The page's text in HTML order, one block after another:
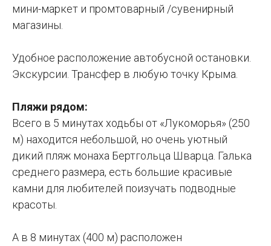
мини-маркет и промтоварный /сувенирный
магазины.
Удобное расположение автобусной остановки.
Экскурсии. Трансфер в любую точку Крыма.
Пляжи рядом:
Всего в 5 минутах ходьбы от «Лукоморья» (250
м) находится небольшой, но очень уютный
дикий пляж монаха Бертгольца Шварца. Галька
среднего размера, есть большие красивые
камни для любителей поизучать подводные
красоты.
А в 8 минутах (400 м) расположен